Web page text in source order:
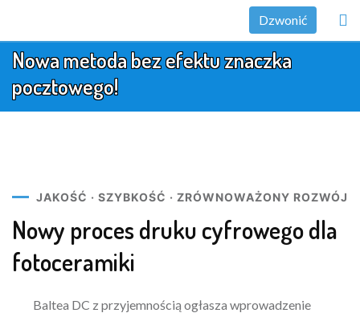
Dzwonić
Nowa metoda bez efektu znaczka
pocztowego!
JAKOŚĆ · SZYBKOŚĆ · ZRÓWNOWAŻONY ROZWÓJ
Nowy proces druku cyfrowego dla
fotoceramiki
Baltea DC z przyjemnością ogłasza wprowadzenie